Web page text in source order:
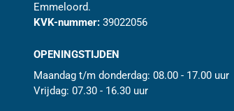
Emmeloord.
KVK-nummer: 39022056
OPENINGSTIJDEN
Maandag t/m donderdag: 08.00 - 17.00 uur
Vrijdag: 07.30 - 16.30 uur